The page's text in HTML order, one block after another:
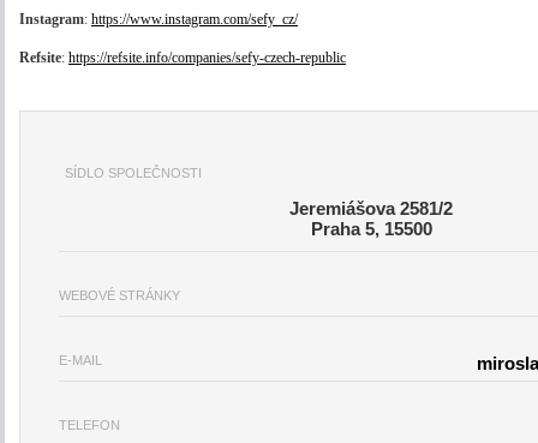
Instagram: https://www.instagram.com/sefy_cz/
Refsite: https://refsite.info/companies/sefy-czech-republic
SÍDLO SPOLEČNOSTI
Jeremiášova 2581/2
Praha 5, 15500
WEBOVÉ STRÁNKY
E-MAIL
TELEFON